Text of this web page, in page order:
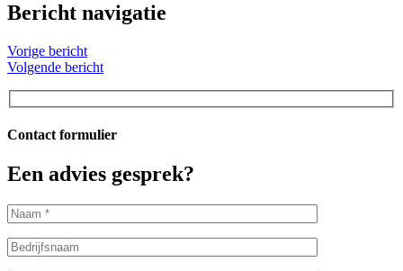
Bericht navigatie
Vorige bericht
Volgende bericht
Contact formulier
Een advies gesprek?